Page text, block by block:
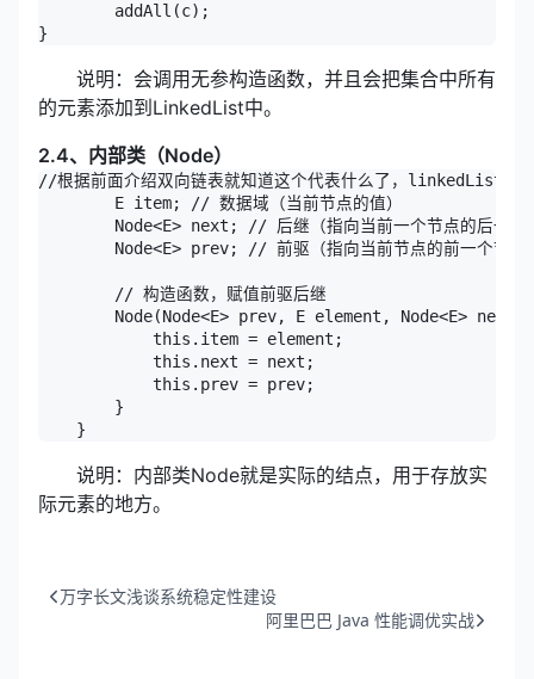
        addAll(c);
}
说明：会调用无参构造函数，并且会把集合中所有
的元素添加到LinkedList中。
2.4、内部类（Node）
//根据前面介绍双向链表就知道这个代表什么了，
        E item; // 数据域（当前节点的值）
Node<E> next; // 后继（指向当前一个节点的后一个
Node<E> prev; // 前驱（指向当前节点的前一个节点
        // 构造函数，赋值前驱后继
Node(Node<E> prev, E element, Node<E> next)
            this.item = element;
            this.next = next;
            this.prev = prev;
        }
    }
说明：内部类Node就是实际的结点，用于存放实
际元素的地方。
万字长文浅谈系统稳定性建设
阿里巴巴 Java 性能调优实战